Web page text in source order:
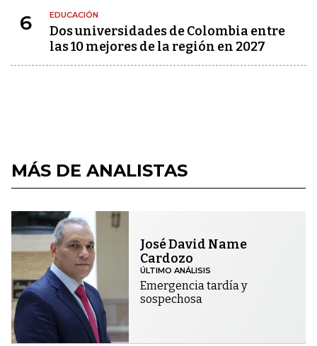
6 EDUCACIÓN
Dos universidades de Colombia entre
las 10 mejores de la región en 2027
MÁS DE ANALISTAS
José David Name
Cardozo
ÚLTIMO ANÁLISIS
Emergencia tardía y
sospechosa